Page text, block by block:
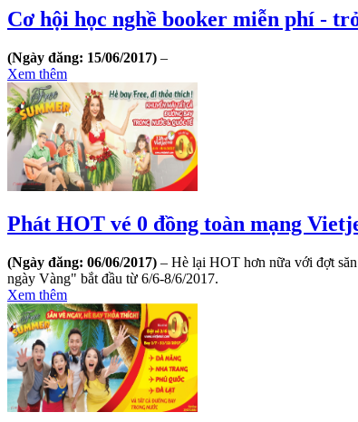
Cơ hội học nghề booker miễn phí -
(Ngày đăng: 15/06/2017) –
Xem thêm
Phát HOT vé 0 đồng toàn mạng
(Ngày đăng: 06/06/2017) – Hè lại HOT hơn nữa với đợt
ngày Vàng" bắt đầu từ 6/6-8/6/2017.
Xem thêm